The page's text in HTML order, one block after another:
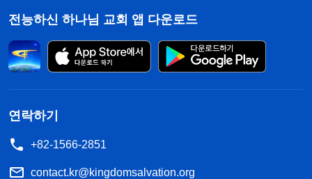
리스도는 진리로 심판의 사역을 한다＞ 중에서)
말세에 하나님께서 사람을 구원하는 방식은 바로
진리를 선포하심으로써 사람 속의 죄를 짓게 만드는
죄 짓는 근본 원인을 알게 하시고 사탄에 의해 패괴
된 사실과 진상을 알게 하시는 거죠. 이런 걸 알게 되
면 사람에게 뉘우치려는 마음과 자신을 미워하고 증
전능하신 하나님 교회 앱 다운로드
연락하기
+82-1566-2851
contact.kr@kingdomsalvation.org